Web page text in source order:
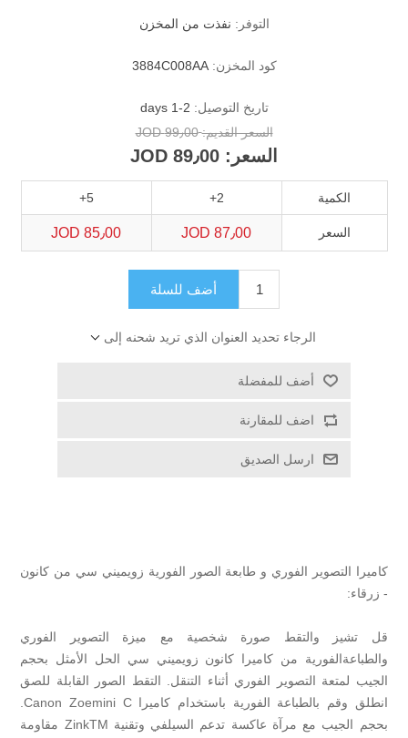
التوفر: نفذت من المخزن
كود المخزن: 3884C008AA
تاريخ التوصيل: 1-2 days
السعر القديم: 99٫00 JOD
السعر: 89٫00 JOD
الكمية 2+
5+
السعر 87٫00 JOD 85٫00 JOD
أضف للسلة
الرجاء تحديد العنوان الذي تريد شحنه إلى
أضف للمفضلة
اضف للمقارنة
ارسل الصديق
كاميرا التصوير الفوري و طابعة الصور الفورية زويميني سي من كانون
- زرقاء:
قل تشيز والتقط صورة شخصية مع ميزة التصوير الفوري
والطباعةالفورية من كاميرا كانون زويميني سي الحل الأمثل بحجم
الجيب لمتعة التصوير الفوري أثناء التنقل. التقط الصور القابلة للصق
انطلق وقم بالطباعة الفورية باستخدام كاميرا Canon Zoemini C.
بحجم الجيب مع مرآة عاكسة تدعم السيلفي وتقنية ZinkTM مقاومة